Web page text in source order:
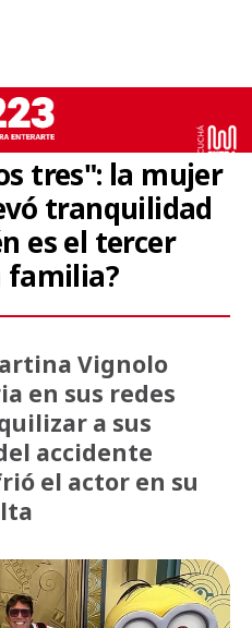
tres": la mujer
tranquilidad
es el tercer
familia?
Vignolo
en sus redes
a sus
accidente
el actor en su